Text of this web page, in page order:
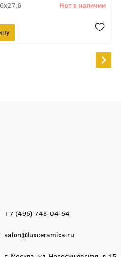
+7 (495) 748-04-54
salon@luxceramica.ru